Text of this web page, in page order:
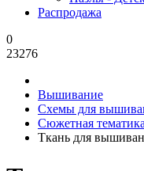
Распродажа
0
23276
Вышивание
Схемы для
Сюжетная
Ткань для